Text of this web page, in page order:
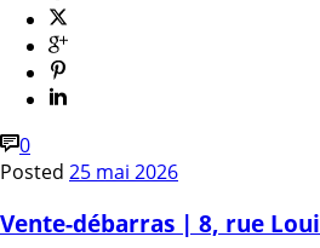
0
Posted 25 mai 2026
Vente-débarras | 8, rue